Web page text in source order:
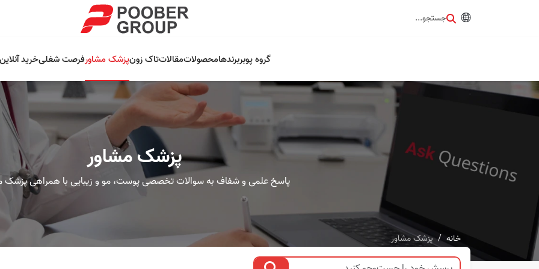
جستجو...
گروه پوبربرندهامحصولاتمقالاتتاک زونپزشک مشاورفرصت شغلیخرید
پزشک مشاور
پاسخ علمی و شفاف به سوالات تخصصی پوست، مو و زیبایی با همراهی پزشک
خانه پزشک مشاور